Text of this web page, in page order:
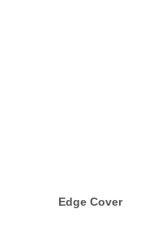
Edge Cover